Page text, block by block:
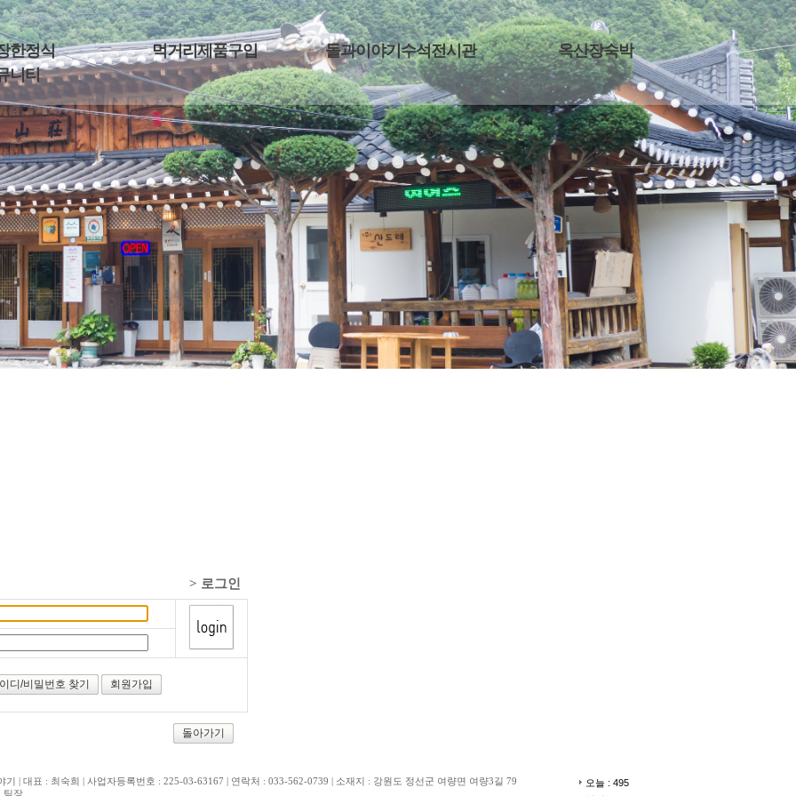
한정식 먹거리제품구입 돌과이야기수석전시관
옥산장숙박
니티
> 로그인
디/비밀번호 찾기 회원가입
돌아가기
기 | 대표 : 최숙희 | 사업자등록번호 : 225-03-63167 | 연락처 : 033-562-0739 | 소재지 : 강원도 정선군 여량면 여량3길 79
팀장
오늘 : 495